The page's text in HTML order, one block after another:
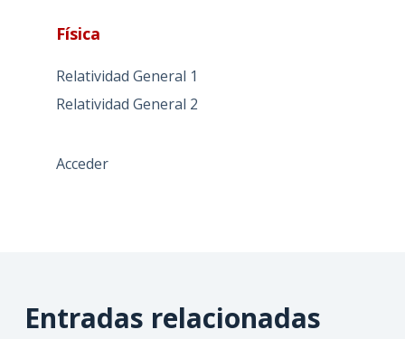
Física
Relatividad General 1
Relatividad General 2
Acceder
Entradas relacionadas